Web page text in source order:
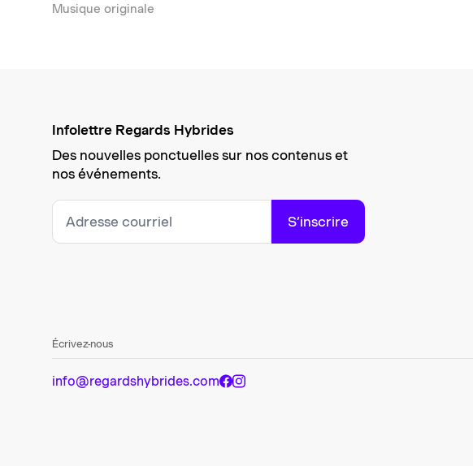
Musique originale
Infolettre Regards Hybrides
Des nouvelles ponctuelles sur nos contenus et
nos événements.
S’inscrire
Écrivez-nous
info@regardshybrides.com